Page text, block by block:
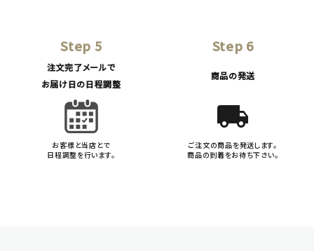
Step 5
注文完了メールで
お届け日の日程調整
お客様と当店とで
日程調整を行います。
Step 6
商品の発送
local_shipping
ご注文の商品を発送します。
商品の到着をお待ち下さい。